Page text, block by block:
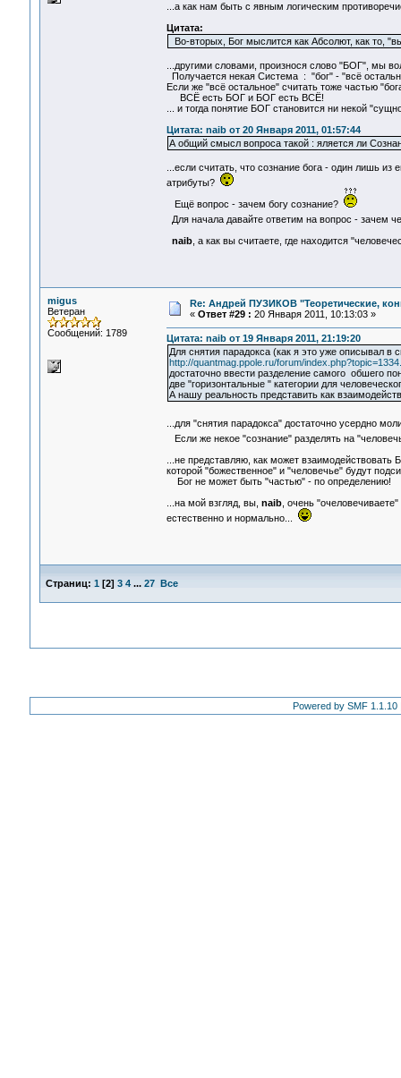
...а как нам быть с явным логическим
Цитата:
Во-вторых, Бог мыслится как Абсолют, как то,
...другими словами, произнося слово "БОГ", мы
Получается некая Система : "бог" - "всё
Если же "всё остальное" считать тоже частью
ВСЁ есть БОГ и БОГ есть ВСЁ!
... и тогда понятие БОГ становится ни некой
Цитата: naib от 20 Января 2011, 01:57:44
А общий смысл вопроса такой : яляется ли
...если считать, что сознание бога - один лишь
атрибуты?
Ещё вопрос - зачем богу сознание?
Для начала давайте ответим на вопрос - зачем
naib, а как вы считаете, где находится
migus
Ветеран
Сообщений: 1789
Re: Андрей ПУЗИКОВ "Теоретические,
« Ответ #29 : 20 Января 2011, 10:13:03 »
Цитата: naib от 19 Января 2011, 21:19:20
Для снятия парадокса (как я это уже описывал в
http://quantmag.ppole.ru/forum/
достаточно ввести разделение самого обшего
две "горизонтальные " категории для
А нашу реальность представить как
...для "снятия парадокса" достаточно усердно
Если же некое "сознание" разделять на
...не представляю, как может
которой "божественное" и "человечье" будут
Бог не может быть "частью" - по определению!
...на мой взгляд, вы, naib, очень
естественно и нормально...
Страниц: 1 [2] 3 4 ... 27 Все
Powered by SMF 1.1.10